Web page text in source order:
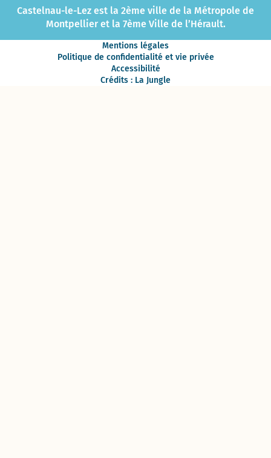
Castelnau-le-Lez est la 2ème ville de la Métropole de
Montpellier et la 7ème Ville de l’Hérault.
Mentions légales
Politique de confidentialité et vie privée
Accessibilité
Crédits : La Jungle